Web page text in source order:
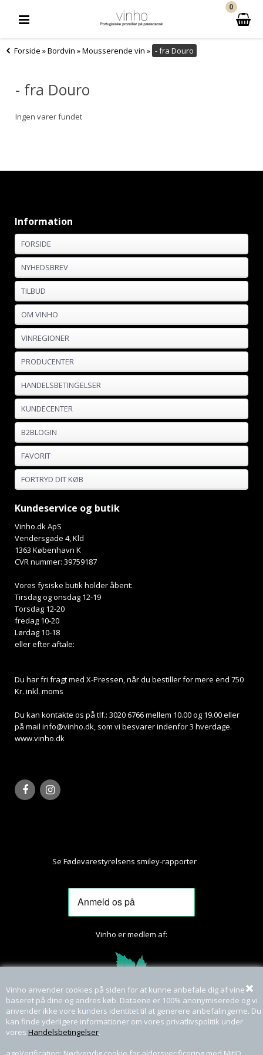
Vinho anvender cookies på siden for at kunne anbefale dig af vine
baseret på dine og andres køb. Dataene er 100% anonymiserede og vi
anvender ikke vore kunders identitet til at generere anbefalingerne. Du
kan finde yderligere informationer om vores privatlivspolitik under
vores Handelsbetingelser.
0
Forside »Bordvin »Mousserende vin » - fra Douro
- fra Douro
Ingen varer fundet
Information
FORSIDE
NYHEDSBREV
TILBUD
OM VINHO
VINREGIONER
PRODUCENTER
HANDELSBETINGELSER
KUNDECENTER
B2BLOGIN
FAVORIT
FORTRYD DIT KØB
Kundeservice og butik
Vinho.dk ApS
Vendersgade 4, Kld
1363 København K
CVR nummer: 39759187
Vores fysiske butik holder åbent:
Tirsdag og onsdag 12-19
Torsdag 12-20
fredag 10-20
Lørdag 10-18
eller efter aftale:
Du har fri fragt med X-Pressen, når du bestiller for mere end 750
Kr. inkl. moms
Du kan kontakte os på tlf.: 3020 6766 mellem 10.00 og 19.00 eller
på mailinfo@vinho.dk, som vi besvarer indenfor 3 hverdage.
www.vinho.dk
Se Fødevarestyrelsens smiley-rapporterHer
Vinho er medlem af: